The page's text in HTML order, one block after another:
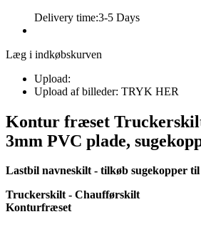
Delivery time:3-5 Days
Læg i indkøbskurven
Upload:
Upload af billeder: TRYK HER
Kontur fræset
3mm PVC plade,
Lastbil navneskilt - tilkøb sugekopper
Truckerskilt - Chaufførskilt
Konturfræset